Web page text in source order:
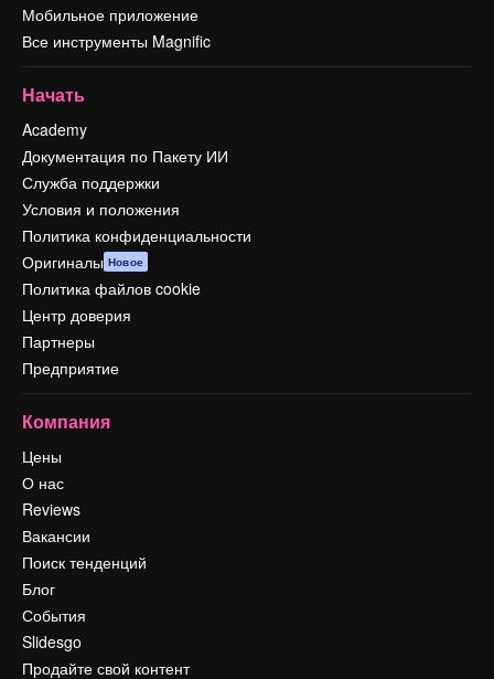
Мобильное приложение
Все инструменты Magnific
Начать
Academy
Документация по Пакету ИИ
Служба поддержки
Условия и положения
Политика конфиденциальности
Оригиналы Новое
Политика файлов cookie
Центр доверия
Партнеры
Предприятие
Компания
Цены
О нас
Reviews
Вакансии
Поиск тенденций
Блог
События
Slidesgo
Продайте свой контент